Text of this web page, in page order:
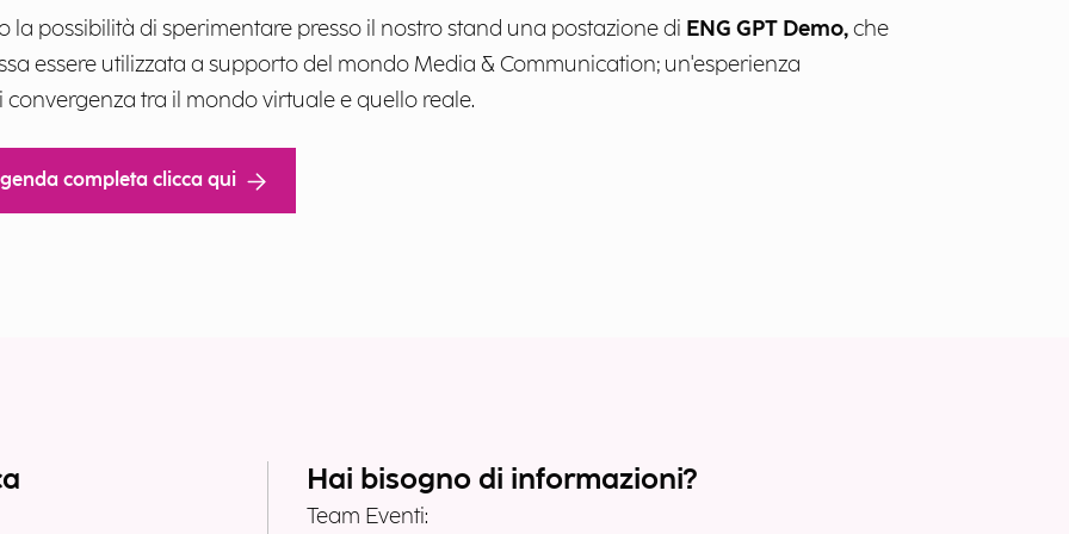
la possibilità di sperimentare presso il nostro stand una postazione di ENG GPT Demo,che
essere utilizzata a supporto del mondo Media & Communication; un'esperienza
tra il mondo virtuale e quello reale.
completa clicca qui
Hai bisogno di informazioni?
Team Eventi: